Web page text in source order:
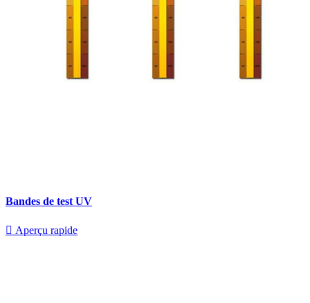
Bandes de test UV
 Aperçu rapide